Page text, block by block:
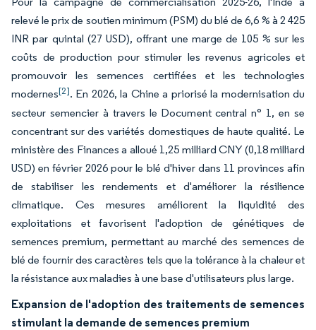
relevé le prix de soutien minimum (PSM) du blé de 6,6 % à 2 425
INR par quintal (27 USD), offrant une marge de 105 % sur les
coûts de production pour stimuler les revenus agricoles et
promouvoir les semences certifiées et les technologies
modernes[2]. En 2026, la Chine a priorisé la modernisation du
secteur semencier à travers le Document central n° 1, en se
concentrant sur des variétés domestiques de haute qualité. Le
ministère des Finances a alloué 1,25 milliard CNY (0,18 milliard
USD) en février 2026 pour le blé d'hiver dans 11 provinces afin
de stabiliser les rendements et d'améliorer la résilience
climatique. Ces mesures améliorent la liquidité des
exploitations et favorisent l'adoption de génétiques de
semences premium, permettant au marché des semences de
blé de fournir des caractères tels que la tolérance à la chaleur et
la résistance aux maladies à une base d'utilisateurs plus large.
Expansion de l'adoption des traitements de semences
stimulant la demande de semences premium